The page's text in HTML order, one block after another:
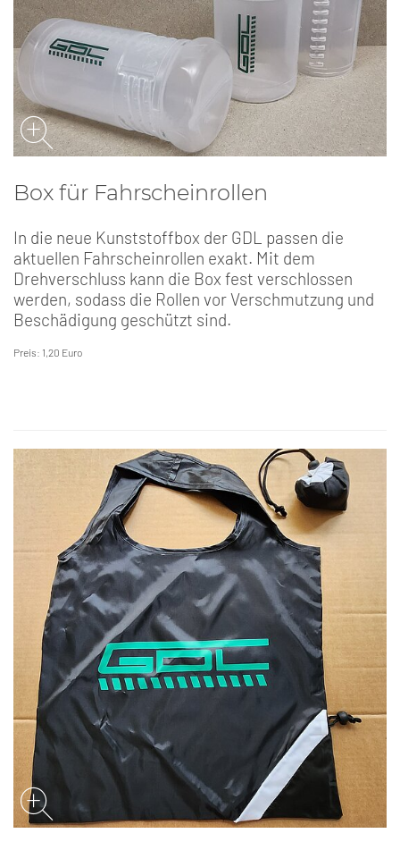
Box für Fahrscheinrollen
In die neue Kunststoffbox der GDL passen die
aktuellen Fahrscheinrollen exakt. Mit dem
Drehverschluss kann die Box fest verschlossen
werden, sodass die Rollen vor Verschmutzung und
Beschädigung geschützt sind.
Preis: 1,20 Euro